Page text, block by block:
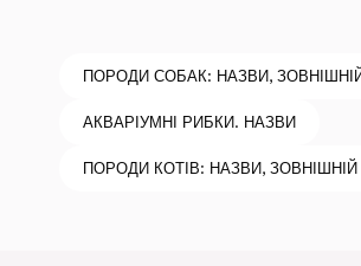
ПОРОДИ СОБАК: НАЗВИ,
АКВАРІУМНІ РИБКИ. НАЗВИ
ПОРОДИ КОТІВ: НАЗВИ, ЗОВНІШНІЙ